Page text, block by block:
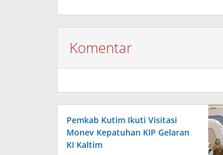
Komentar
Pemkab Kutim Ikuti Visitasi
Monev Kepatuhan KIP Gelaran
KI Kaltim